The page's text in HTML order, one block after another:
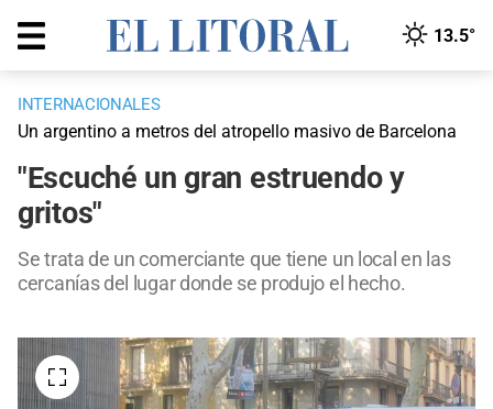
13.5°
INTERNACIONALES
Un argentino a metros del atropello masivo de Barcelona
"Escuché un gran estruendo y
gritos"
Se trata de un comerciante que tiene un local en las
cercanías del lugar donde se produjo el hecho.